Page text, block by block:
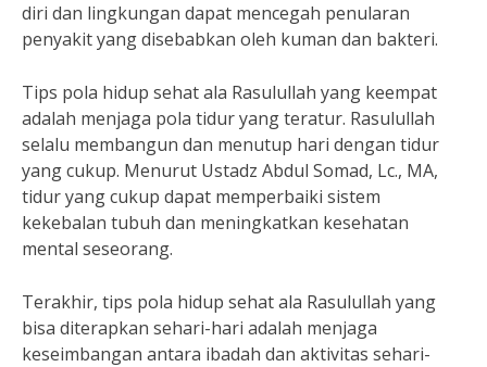
diri dan lingkungan dapat mencegah penularan
penyakit yang disebabkan oleh kuman dan bakteri.
Tips pola hidup sehat ala Rasulullah yang keempat
adalah menjaga pola tidur yang teratur. Rasulullah
selalu membangun dan menutup hari dengan tidur
yang cukup. Menurut Ustadz Abdul Somad, Lc., MA,
tidur yang cukup dapat memperbaiki sistem
kekebalan tubuh dan meningkatkan kesehatan
mental seseorang.
Terakhir, tips pola hidup sehat ala Rasulullah yang
bisa diterapkan sehari-hari adalah menjaga
keseimbangan antara ibadah dan aktivitas sehari-